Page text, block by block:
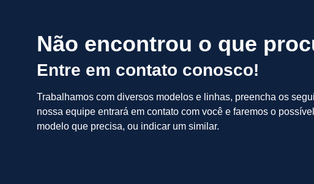
Não encontrou o que
Entre em contato conosco!
Trabalhamos com diversos modelos e linhas, preencha os
nossa equipe entrará em contato com você e faremos o
modelo que precisa, ou indicar um similar.